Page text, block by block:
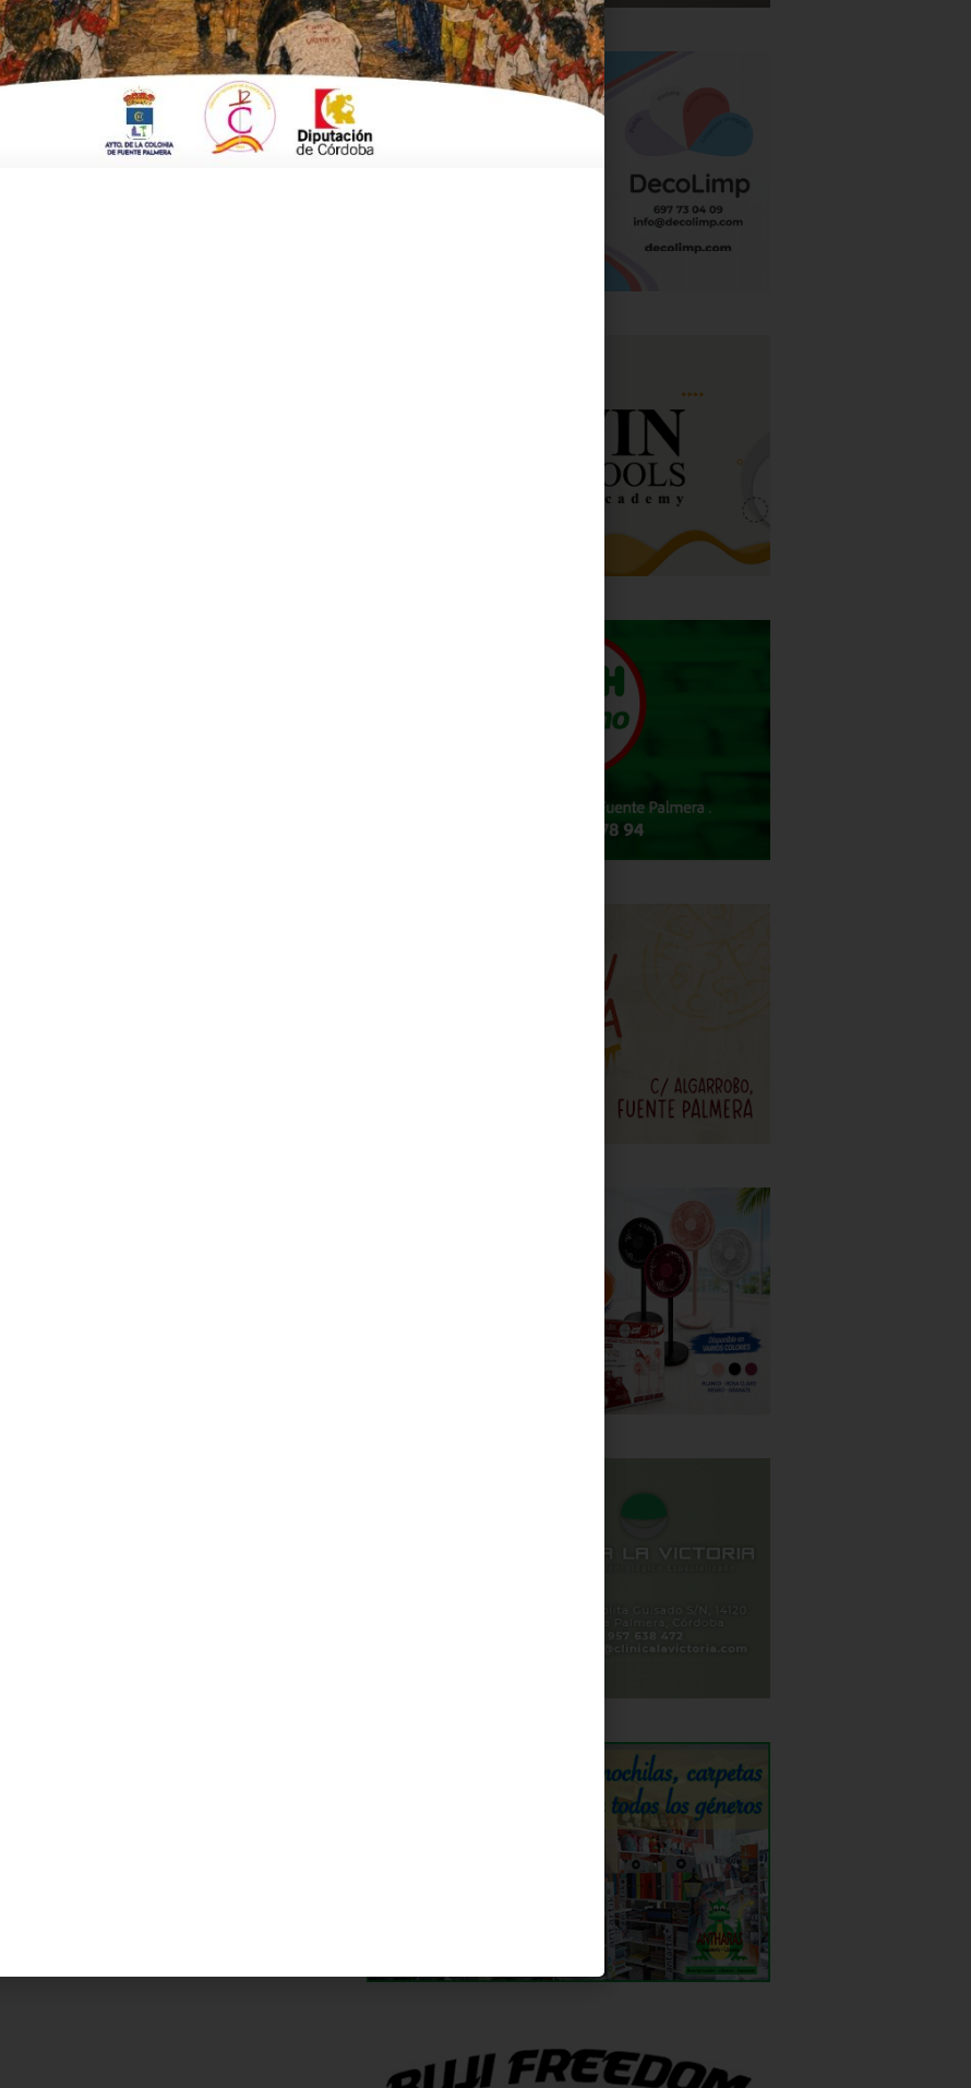
Día de La Colonia (5 de julio); Feria Real
(19 de septiembre).
el sorteo, se metieron todas las papeletas
Primero se sortearon los
documentación: DNI o CIF del
Civil; carnet de manipulador de
fiscal vigente.